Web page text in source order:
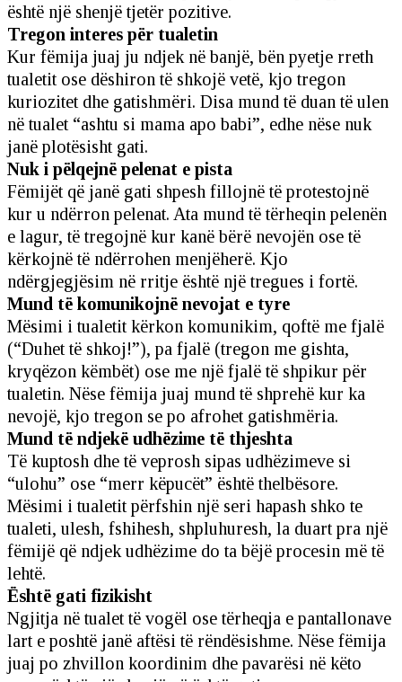
është një shenjë tjetër pozitive.
Tregon interes për tualetin
Kur fëmija juaj ju ndjek në banjë, bën pyetje rreth
tualetit ose dëshiron të shkojë vetë, kjo tregon
kuriozitet dhe gatishmëri. Disa mund të duan të ulen
në tualet “ashtu si mama apo babi”, edhe nëse nuk
janë plotësisht gati.
Nuk i pëlqejnë pelenat e pista
Fëmijët që janë gati shpesh fillojnë të protestojnë
kur u ndërron pelenat. Ata mund të tërheqin pelenën
e lagur, të tregojnë kur kanë bërë nevojën ose të
kërkojnë të ndërrohen menjëherë. Kjo
ndërgjegjësim në rritje është një tregues i fortë.
Mund të komunikojnë nevojat e tyre
Mësimi i tualetit kërkon komunikim, qoftë me fjalë
(“Duhet të shkoj!”), pa fjalë (tregon me gishta,
kryqëzon këmbët) ose me një fjalë të shpikur për
tualetin. Nëse fëmija juaj mund të shprehë kur ka
nevojë, kjo tregon se po afrohet gatishmëria.
Mund të ndjekë udhëzime të thjeshta
Të kuptosh dhe të veprosh sipas udhëzimeve si
“ulohu” ose “merr këpucët” është thelbësore.
Mësimi i tualetit përfshin një seri hapash shko te
tualeti, ulesh, fshihesh, shpluhuresh, la duart pra një
fëmijë që ndjek udhëzime do ta bëjë procesin më të
lehtë.
Është gati fizikisht
Ngjitja në tualet të vogël ose tërheqja e pantallonave
lart e poshtë janë aftësi të rëndësishme. Nëse fëmija
juaj po zhvillon koordinim dhe pavarësi në këto